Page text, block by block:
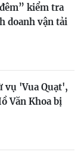
kiểm tra
doanh vận tải
vụ 'Vua Quạt',
Văn Khoa bị